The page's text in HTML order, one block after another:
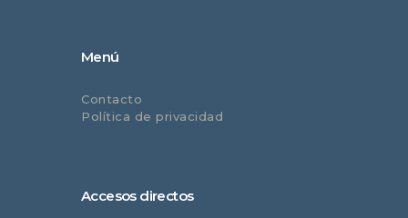
Menú
Contacto
Política de privacidad
Accesos directos